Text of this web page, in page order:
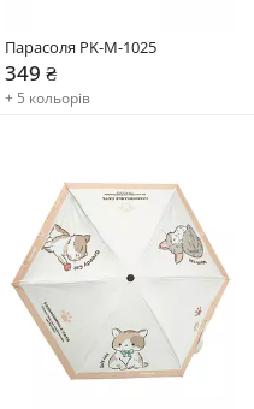
Парасоля PK-М-1025
349 ₴
+ 5 кольорів